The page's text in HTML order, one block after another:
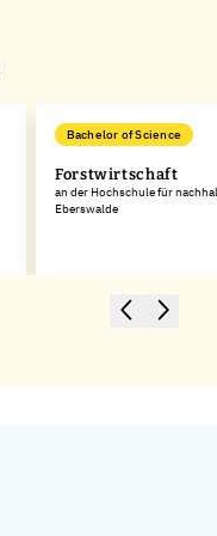
Bachelor of Science
Forstwirtschaft
an der Hochschule für
Eberswalde